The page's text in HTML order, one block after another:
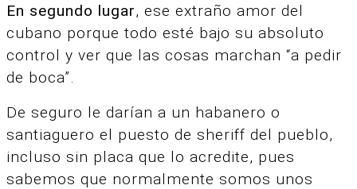
En segundo lugar, ese extraño amor del
cubano porque todo esté bajo su absoluto
control y ver que las cosas marchan “a pedir
de boca”.
De seguro le darían a un habanero o
santiaguero el puesto de sheriff del pueblo,
incluso sin placa que lo acredite, pues
sabemos que normalmente somos unos